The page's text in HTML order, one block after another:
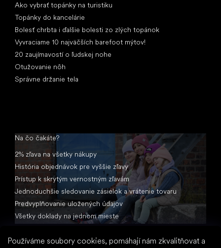
Používáme soubory cookies, pomáhají nám zkvalitňovat a
Ako vybrať topánky na turistiku
Topánky do kancelárie
Bolesť chrbta i ďalšie bolesti zo zlých topánok
Vyvraciame 10 najväčších barefoot mýtov!
20 zaujímavostí o ľudskej nohe
Otužovanie nôh
Správne držanie tela
Na čo čakáte?
2% zľava na všetky nákupy
História objednávok pre vyššie zľavy
Prístup k skrytým vernostným zľavám
Jednoduchšie sledovanie zásielok a vrátenie tovaru
Predvyplňovanie uložených údajov
Všetky doklady na jednom mieste